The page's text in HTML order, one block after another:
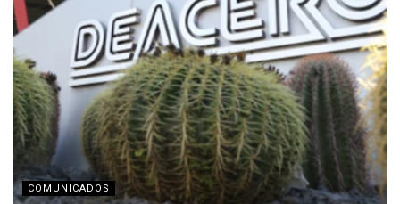
COMUNICADOS